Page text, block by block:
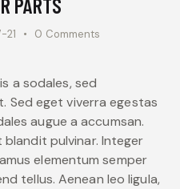
PARTS
21 0 Comments
a sodales, sed
Sed eget viverra egestas
augue a accumsan.
pulvinar. Integer
elementum semper
tellus. Aenean leo ligula,